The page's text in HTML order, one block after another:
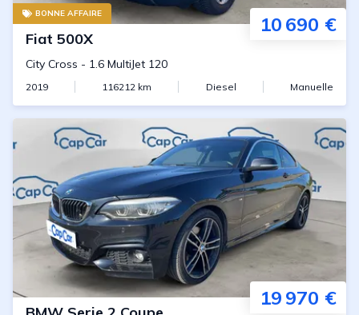
BONNE AFFAIRE 10 690 €
Fiat 500X
City Cross - 1.6 MultiJet 120
2019 116212 km Diesel Manuelle
19 970 €